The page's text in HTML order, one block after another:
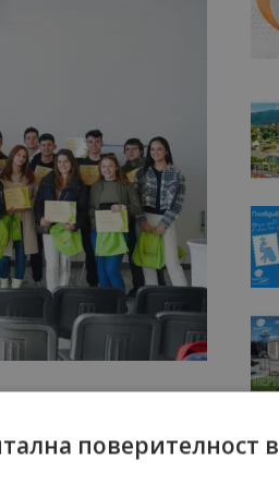
и социално
обсъждаме и по-
и университети.
– това е
поверителност в